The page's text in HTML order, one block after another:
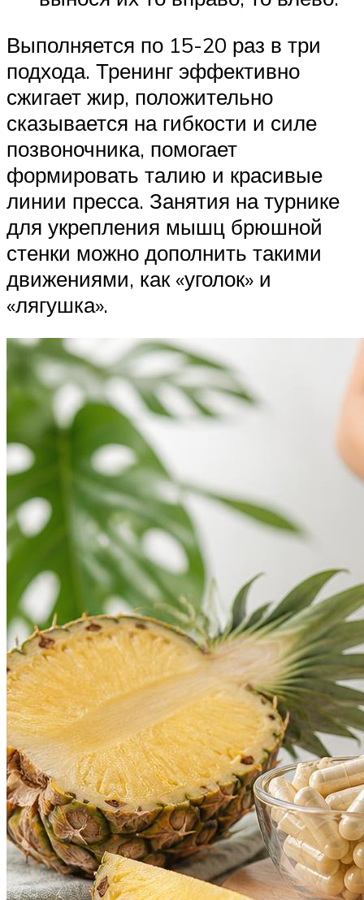
Выполняется по 15-20 раз в три
подхода. Тренинг эффективно
сжигает жир, положительно
сказывается на гибкости и силе
позвоночника, помогает
формировать талию и красивые
линии пресса. Занятия на турнике
для укрепления мышц брюшной
стенки можно дополнить такими
движениями, как «уголок» и
«лягушка».